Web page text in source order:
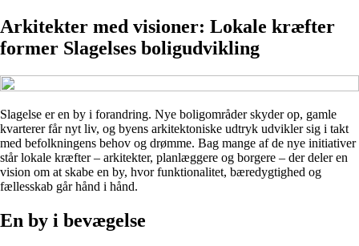
Arkitekter med visioner: Lokale kræfter
former Slagelses boligudvikling
Slagelse er en by i forandring. Nye boligområder skyder op, gamle
kvarterer får nyt liv, og byens arkitektoniske udtryk udvikler sig i takt
med befolkningens behov og drømme. Bag mange af de nye initiativer
står lokale kræfter – arkitekter, planlæggere og borgere – der deler en
vision om at skabe en by, hvor funktionalitet, bæredygtighed og
fællesskab går hånd i hånd.
En by i bevægelse